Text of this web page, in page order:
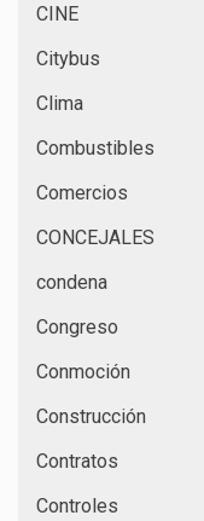
CINE
Citybus
Clima
Combustibles
Comercios
CONCEJALES
condena
Congreso
Conmoción
Construcción
Contratos
Controles